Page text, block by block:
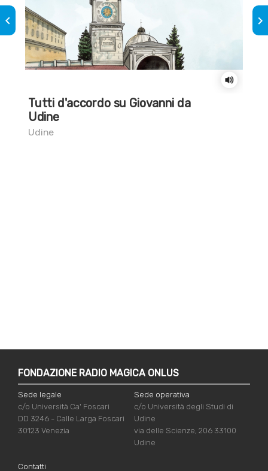
Tutti d'accordo su Giovanni da
Udine
Udine
keyboard_arrow_left keyboard_arrow_right
FONDAZIONE RADIO MAGICA ONLUS
Sede legale
c/o Università Ca' Foscari
DD 3246 - Calle Larga Foscari
30123 Venezia
Sede operativa
c/o Università degli Studi di
Udine
via delle Scienze, 206 33100
Udine
Contatti